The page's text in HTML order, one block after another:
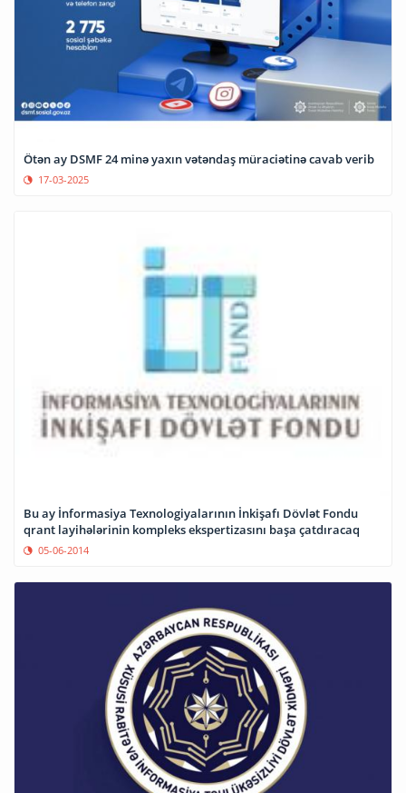
Ötən ay DSMF 24 minə yaxın vətəndaş müraciətinə cavab verib
17-03-2025
Bu ay İnformasiya Texnologiyalarının İnkişafı Dövlət Fondu
qrant layihələrinin kompleks ekspertizasını başa çatdıracaq
05-06-2014